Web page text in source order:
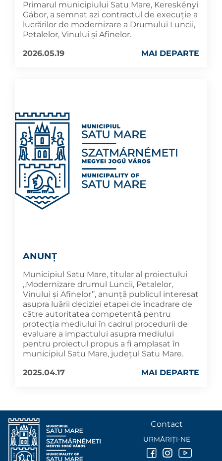
Primarul municipiului Satu Mare, Kereskényi
Gábor, a semnat azi contractul de execuție a
lucrărilor de modernizare a Drumului Luncii,
Petalelor, Vinului și Afinelor.
2026.05.19
MAI DEPARTE
ANUNȚ
Municipiul Satu Mare, titular al proiectului
,,Modernizare drumul Luncii, Petalelor,
Vinului și Afinelor’’, anunță publicul interesat
asupra luării deciziei etapei de încadrare de
către autoritatea competentă pentru
protecția mediului în cadrul procedurii de
evaluare a impactului asupra mediului
pentru proiectul propus a fi amplasat în
municipiul Satu Mare, județul Satu Mare.
2025.04.17
MAI DEPARTE
Contact
URMĂRIȚI-NE